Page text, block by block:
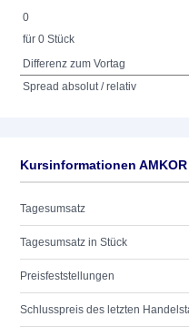
0
für 0 Stück
Differenz zum Vortag
Spread absolut / relativ
Kursinformationen AMKOR
Tagesumsatz
Tagesumsatz in Stück
Preisfeststellungen
Schlusspreis des letzten